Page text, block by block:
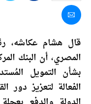
قال هشام عكاشه،
المصري، أن البنك
بشأن التمويل
الفعالة لتعزيز